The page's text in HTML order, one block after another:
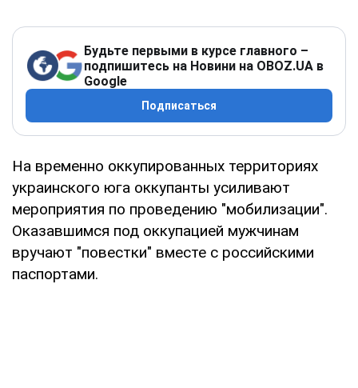
Будьте первыми в курсе главного –
подпишитесь на Новини на OBOZ.UA в
Google
Подписаться
На временно оккупированных территориях
украинского юга оккупанты усиливают
мероприятия по проведению "мобилизации".
Оказавшимся под оккупацией мужчинам
вручают "повестки" вместе с российскими
паспортами.